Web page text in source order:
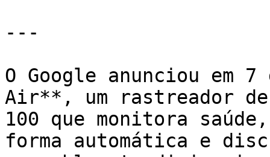
---
O Google anunciou em
Air**, um rastreador
100 que monitora
forma automática e